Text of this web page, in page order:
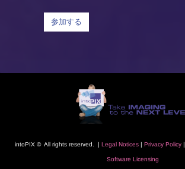
参加する
intoPIX © All rights reserved. | L egal Notices| Privacy Policy|
Software Licensing